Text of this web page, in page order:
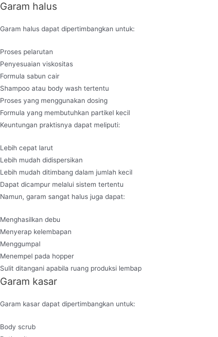
Garam halus
Garam halus dapat dipertimbangkan untuk:
Proses pelarutan
Penyesuaian viskositas
Formula sabun cair
Shampoo atau body wash tertentu
Proses yang menggunakan dosing
Formula yang membutuhkan partikel kecil
Keuntungan praktisnya dapat meliputi:
Lebih cepat larut
Lebih mudah didispersikan
Lebih mudah ditimbang dalam jumlah kecil
Dapat dicampur melalui sistem tertentu
Namun, garam sangat halus juga dapat:
Menghasilkan debu
Menyerap kelembapan
Menggumpal
Menempel pada hopper
Sulit ditangani apabila ruang produksi lembap
Garam kasar
Garam kasar dapat dipertimbangkan untuk:
Body scrub